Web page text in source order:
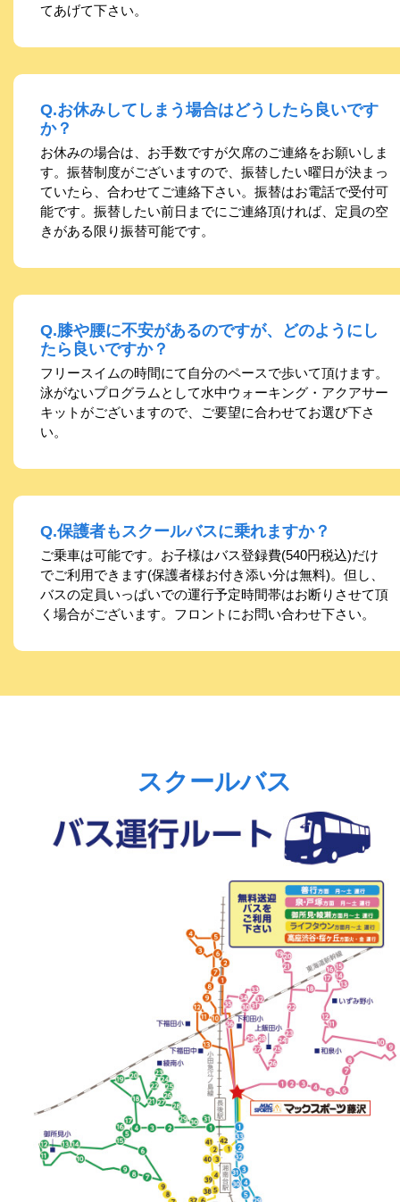
てあげて下さい。
Q.お休みしてしまう場合はどうしたら良いです
か？
お休みの場合は、お手数ですが欠席のご連絡をお願いしま
す。振替制度がございますので、振替したい曜日が決まっ
ていたら、合わせてご連絡下さい。振替はお電話で受付可
能です。振替したい前日までにご連絡頂ければ、定員の空
きがある限り振替可能です。
Q.膝や腰に不安があるのですが、どのようにし
たら良いですか？
フリースイムの時間にて自分のペースで歩いて頂けます。
泳がないプログラムとして水中ウォーキング・アクアサー
キットがございますので、ご要望に合わせてお選び下さ
い。
Q.保護者もスクールバスに乗れますか？
ご乗車は可能です。お子様はバス登録費(540円税込)だけ
でご利用できます(保護者様お付き添い分は無料)。但し、
バスの定員いっぱいでの運行予定時間帯はお断りさせて頂
く場合がございます。フロントにお問い合わせ下さい。
スクールバス